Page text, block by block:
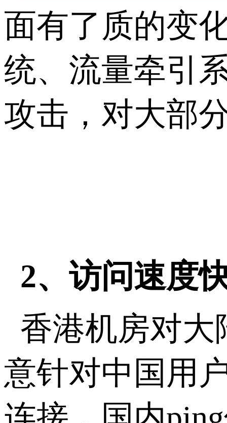
面有了质的变
统、流量牵引
攻击，对大部
2、访问速度
香港机房对大
意针对中国用